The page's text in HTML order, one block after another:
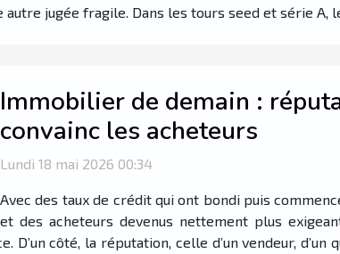
jugée fragile. Dans les tours seed et série A,
Immobilier de demain :
convainc les acheteurs
Lundi 18 mai 2026 00:34
Avec des taux de crédit qui ont bondi puis
et des acheteurs devenus nettement plus
côté, la réputation, celle d’un vendeur, d’un